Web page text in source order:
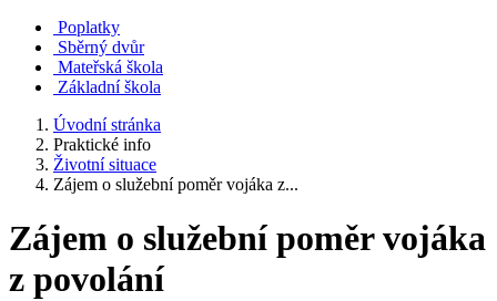
Poplatky
Sběrný dvůr
Mateřská škola
Základní škola
Úvodní stránka
Praktické info
Životní situace
Zájem o služební poměr vojáka z...
Zájem o služební poměr vojáka
z povolání